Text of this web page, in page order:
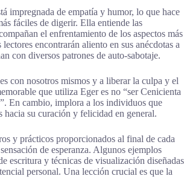
impregnada de empatía y humor, lo que hace
fáciles de digerir. Ella entiende las
el enfrentamiento de los aspectos más
encontrarán aliento en sus anécdotas a
con diversos patrones de auto-sabotaje.
con nosotros mismos y a liberar la culpa y el
que utiliza Eger es no “ser Cenicienta
En cambio, implora a los individuos que
hacia su curación y felicidad en general.
y prácticos proporcionados al final de cada
de esperanza. Algunos ejemplos
escritura y técnicas de visualización diseñadas
personal. Una lección crucial es que la